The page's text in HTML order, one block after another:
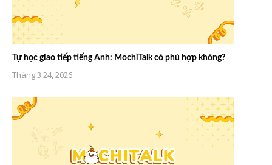
Tự học giao tiếp tiếng Anh: MochiTalk có phù hợp không?
Tháng 3 24, 2026